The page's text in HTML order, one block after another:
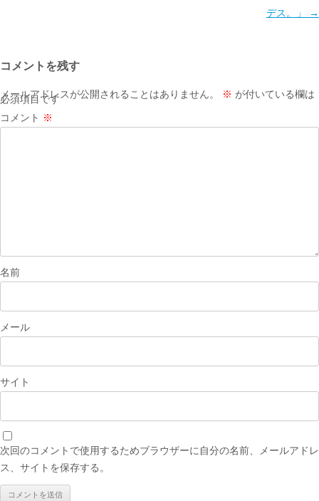
ゲ
ー
シ
デス。」
→
コメントを残す
メールアドレスが公開されることはありません。 ※ が付いている欄は
必須項目です
コメント ※
名前
メール
サイト
次回のコメントで使用するためブラウザーに自分の名前、メールアドレ
ス、サイトを保存する。